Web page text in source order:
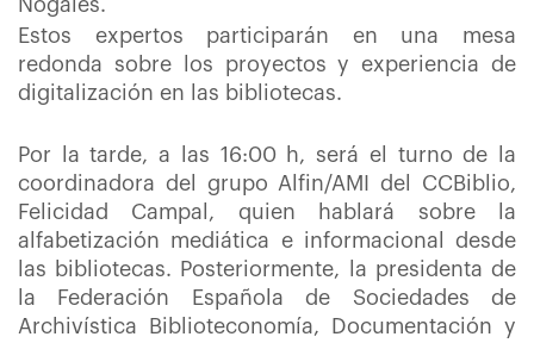
Nogales.
Estos expertos participarán en una mesa
redonda sobre los proyectos y experiencia de
digitalización en las bibliotecas.
Por la tarde, a las 16:00 h, será el turno de la
coordinadora del grupo Alfin/AMI del CCBiblio,
Felicidad Campal, quien hablará sobre la
alfabetización mediática e informacional desde
las bibliotecas. Posteriormente, la presidenta de
la Federación Española de Sociedades de
Archivística Biblioteconomía, Documentación y